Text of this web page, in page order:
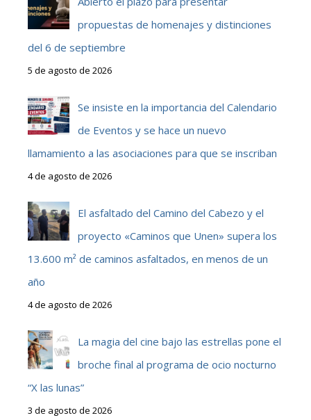
propuestas de homenajes y distinciones
del 6 de septiembre
5 de agosto de 2026
Se insiste en la importancia del Calendario
de Eventos y se hace un nuevo
llamamiento a las asociaciones para que se inscriban
4 de agosto de 2026
El asfaltado del Camino del Cabezo y el
proyecto «Caminos que Unen» supera los
13.600 m² de caminos asfaltados, en menos de un
año
4 de agosto de 2026
La magia del cine bajo las estrellas pone el
broche final al programa de ocio nocturno
“X las lunas”
3 de agosto de 2026